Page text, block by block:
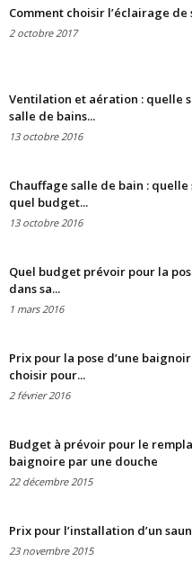
Comment choisir l’éclairage de
2 octobre 2017
Ventilation et aération : quelle
salle de bains...
13 octobre 2016
Chauffage salle de bain :
quel budget...
13 octobre 2016
Quel budget prévoir pour la
dans sa...
1 mars 2016
Prix pour la pose d’une
choisir pour...
2 février 2016
Budget à prévoir pour le
baignoire par une douche
22 décembre 2015
Prix pour l’installation d’un
23 novembre 2015